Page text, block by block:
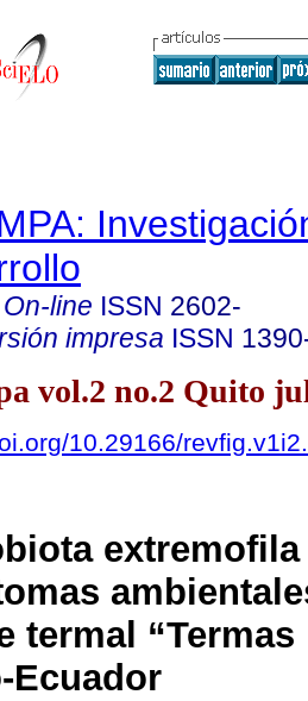
line ISSN 2602-
impresa ISSN
vol.2 no.2 Quito
10.29166/
extremofila
termal “Termas
Ecuador